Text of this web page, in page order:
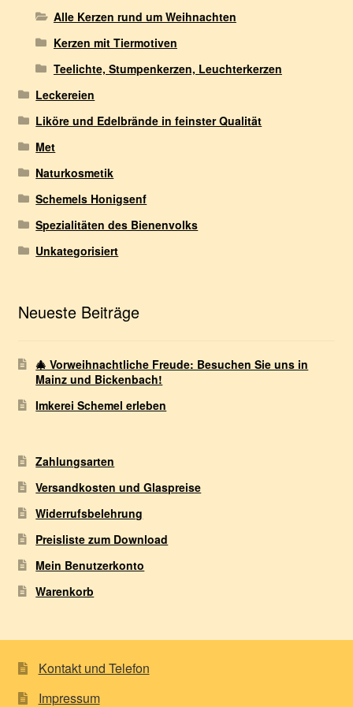
Alle Kerzen rund um Weihnachten
Kerzen mit Tiermotiven
Teelichte, Stumpenkerzen, Leuchterkerzen
Leckereien
Liköre und Edelbrände in feinster Qualität
Met
Naturkosmetik
Schemels Honigsenf
Spezialitäten des Bienenvolks
Unkategorisiert
Neueste Beiträge
🎄 Vorweihnachtliche Freude: Besuchen Sie uns in
Mainz und Bickenbach!
Imkerei Schemel erleben
Zahlungsarten
Versandkosten und Glaspreise
Widerrufsbelehrung
Preisliste zum Download
Mein Benutzerkonto
Warenkorb
Kontakt und Telefon
Impressum